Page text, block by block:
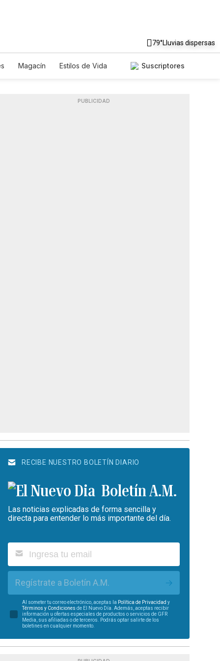
79°Lluvias dispersas
Magacín
Estilos de Vida
Suscriptores
PUBLICIDAD
RECIBE NUESTRO BOLETÍN DIARIO
Boletín A.M.
Las noticias explicadas de forma sencilla y
directa para entender lo más importante del día.
Regístrate a Boletín A.M.
Al someter tu correo electrónico, aceptas la Política de Privacidad y
Términos y Condiciones de El Nuevo Día. Además, aceptas recibir
información u ofertas especiales de productos o servicios de GFR
Media, sus afiliadas o de terceros. Podrás optar salirte de los
boletines en cualquier momento.